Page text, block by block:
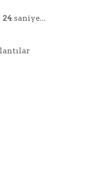
24 saniye...